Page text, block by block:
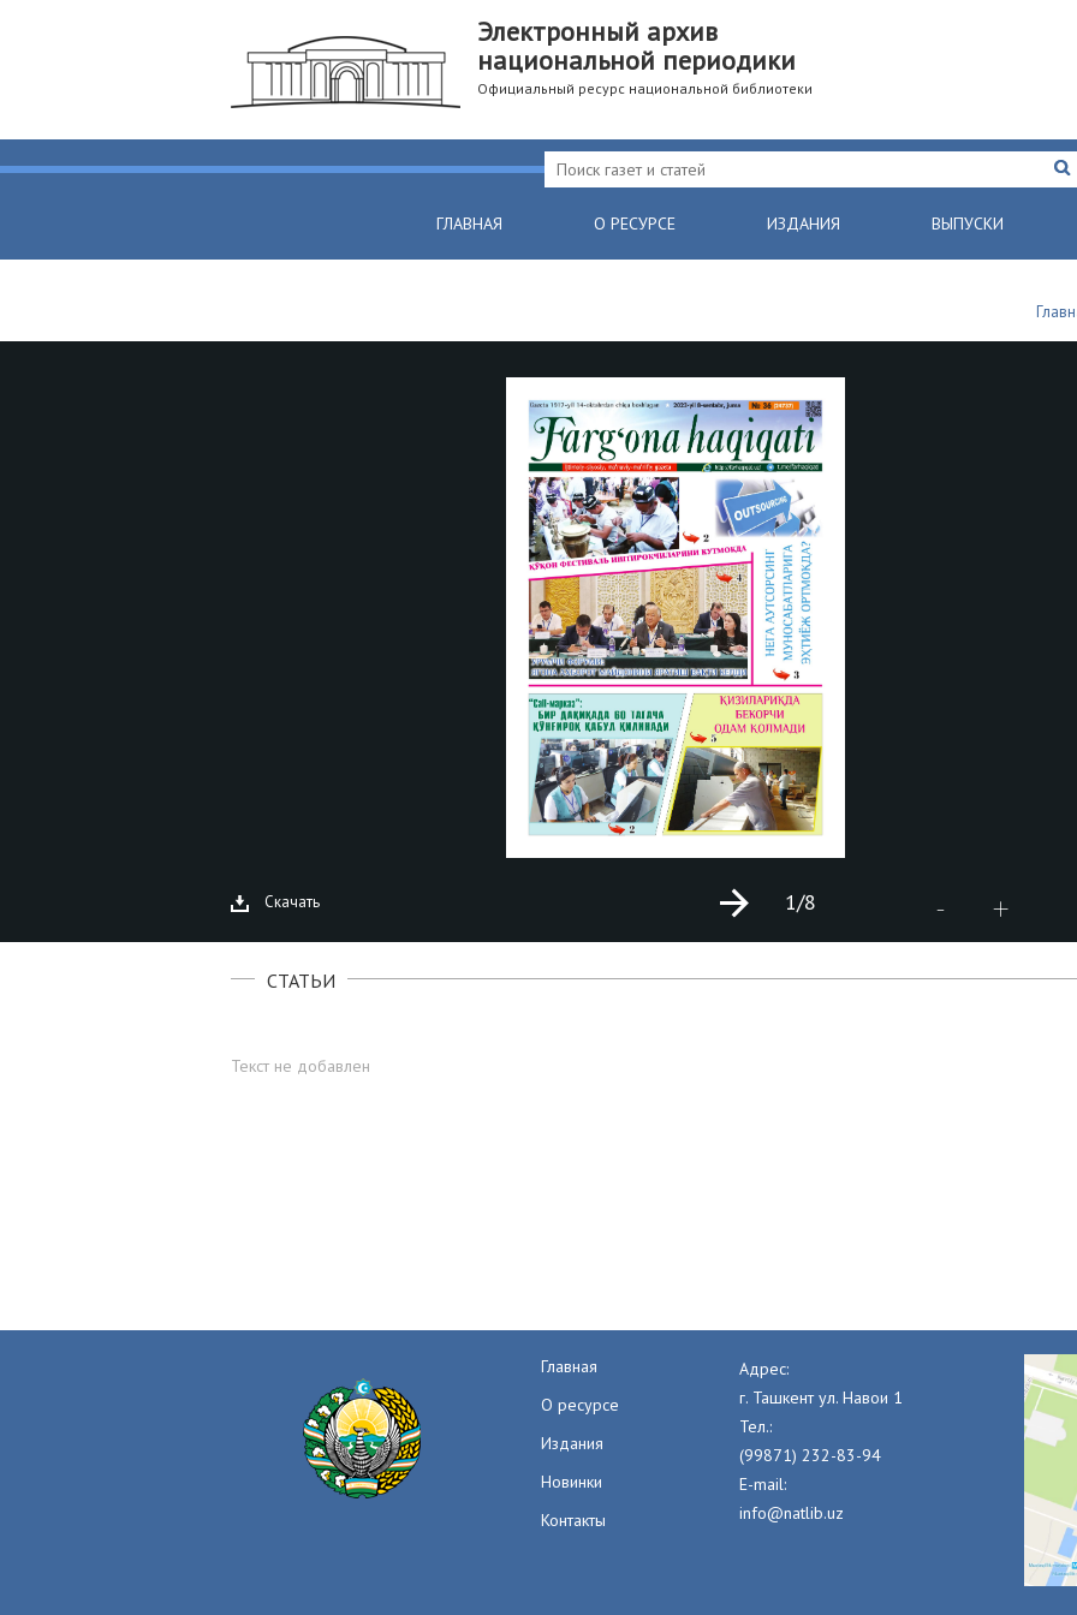
Электронный архив
национальной периодики
Официальный ресурс национальной библиотеки
ГЛАВНАЯ О РЕСУРСЕ ИЗДАНИЯ ВЫПУСКИ
Скачать - +
1/8
СТАТЬИ
Текст не добавлен
Главная
О ресурсе
Издания
Новинки
Контакты
Адрес:
г. Ташкент ул. Навои 1
Тел.:
(99871) 232-83-94
E-mail:
info@natlib.uz